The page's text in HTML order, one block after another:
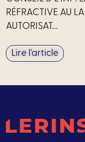
RÉFRACTIVE AU
AUTORISAT...
Lire l'article